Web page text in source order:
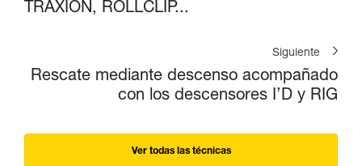
TRAXION, ROLLCLIP...
Siguiente
Rescate mediante descenso acompañado
con los descensores I’D y RIG
Ver todas las técnicas